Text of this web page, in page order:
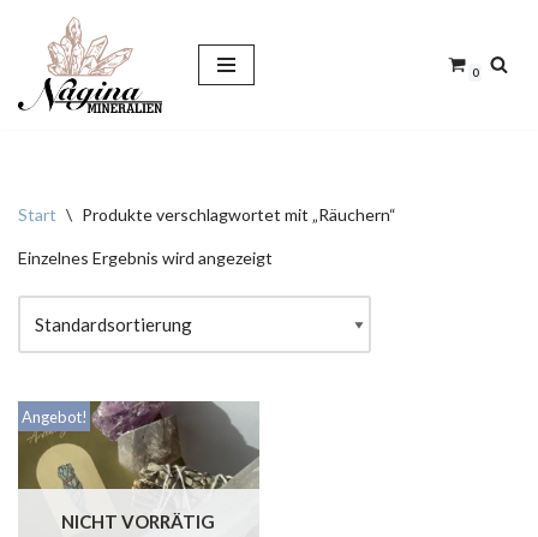
Zum
Inhalt
0
Start \ Produkte verschlagwortet mit „Räuchern“
Einzelnes Ergebnis wird angezeigt
NICHT VORRÄTIG
Angebot!